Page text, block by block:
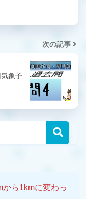
次の記事
象予
ら1kmに変わっ